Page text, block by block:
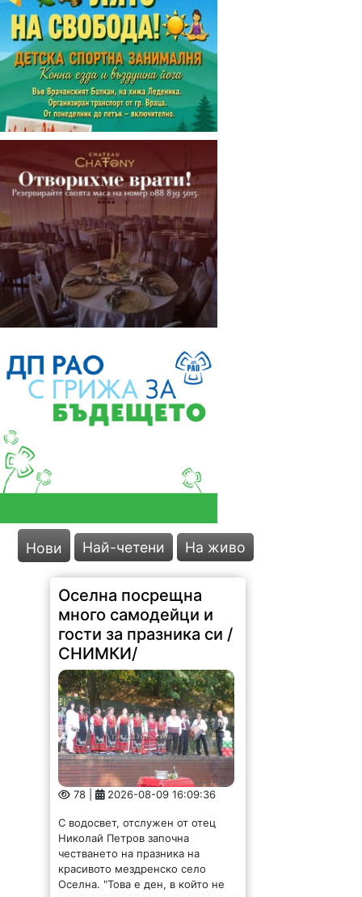
Нови Най-четени На живо
Оселна посрещна
много самодейци и
гости за празника си /
СНИМКИ/
78 | 2026-08-09 16:09:36
Николай Петров започна
честването на празника на
красивото мездренско село
Оселна. "Това е ден, в който не
просто празнуваме едно красиво